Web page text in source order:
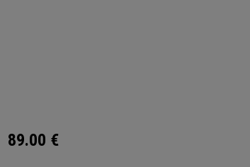
à la clôture du terrain
89.00 €